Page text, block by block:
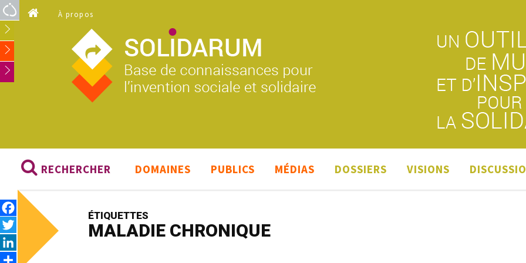
Aller au contenu principal
À propos
RECHERCHER DOMAINES PUBLICS MÉDIAS DOSSIERS VISIONS
Facebook
LinkedIn
Share
ÉTIQUETTES
MALADIE CHRONIQUE